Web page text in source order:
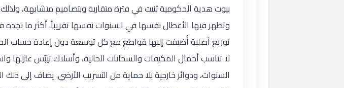
بيوت هدية الحكومية بُنيت في فترة متقاربة وبتصاميم متشابهة،
وتظهر فيها الأعطال نفسها في السنوات نفسها تقريباً. أكثر ما
توزيع أصلية أُضيفت إليها قواطع مع كل توسعة دون إعادة حساب
لا تناسب أحمال المكيفات والسخانات الحالية، وأسلاك تيبّس
السنوات، ودوائر خارجية بلا حماية من التسريب الأرضي. يضاف إلى ذلك